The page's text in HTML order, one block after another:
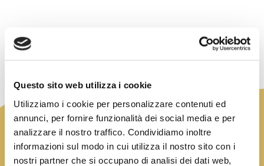
Questo sito web utilizza i cookie
Utilizziamo i cookie per personalizzare contenuti ed
annunci, per fornire funzionalità dei social media e per
analizzare il nostro traffico. Condividiamo inoltre
informazioni sul modo in cui utilizza il nostro sito con i
nostri partner che si occupano di analisi dei dati web,
TORRE A
ORIENTE: LA
TERRA